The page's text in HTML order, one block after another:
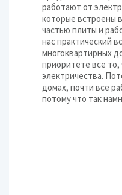
работают от
которые встроены
частью плиты и
нас практический
многоквартирных
приоритете все то,
электричества.
домах, почти все
потому что так